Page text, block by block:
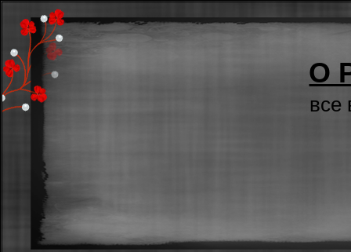
О
все